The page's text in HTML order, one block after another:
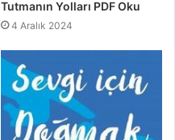
Tutmanın Yolları PDF Oku
4 Aralık 2024